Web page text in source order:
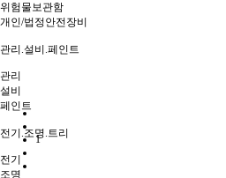
위험물보관함
개인/법정안전장비
관리.설비.페인트
관리
설비
페인트
전기.조명.트리
전기
조명
1